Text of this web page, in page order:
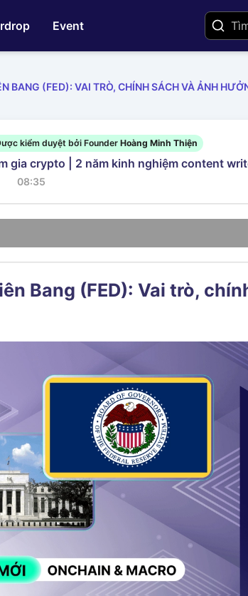
Event
BANG (FED): VAI TRÒ, CHÍNH SÁCH VÀ ẢNH
kiểm duyệt bởi Founder Hoàng Minh Thiện
gia crypto | 2 năm kinh nghiệm content
08:35
Bang (FED): Vai trò,